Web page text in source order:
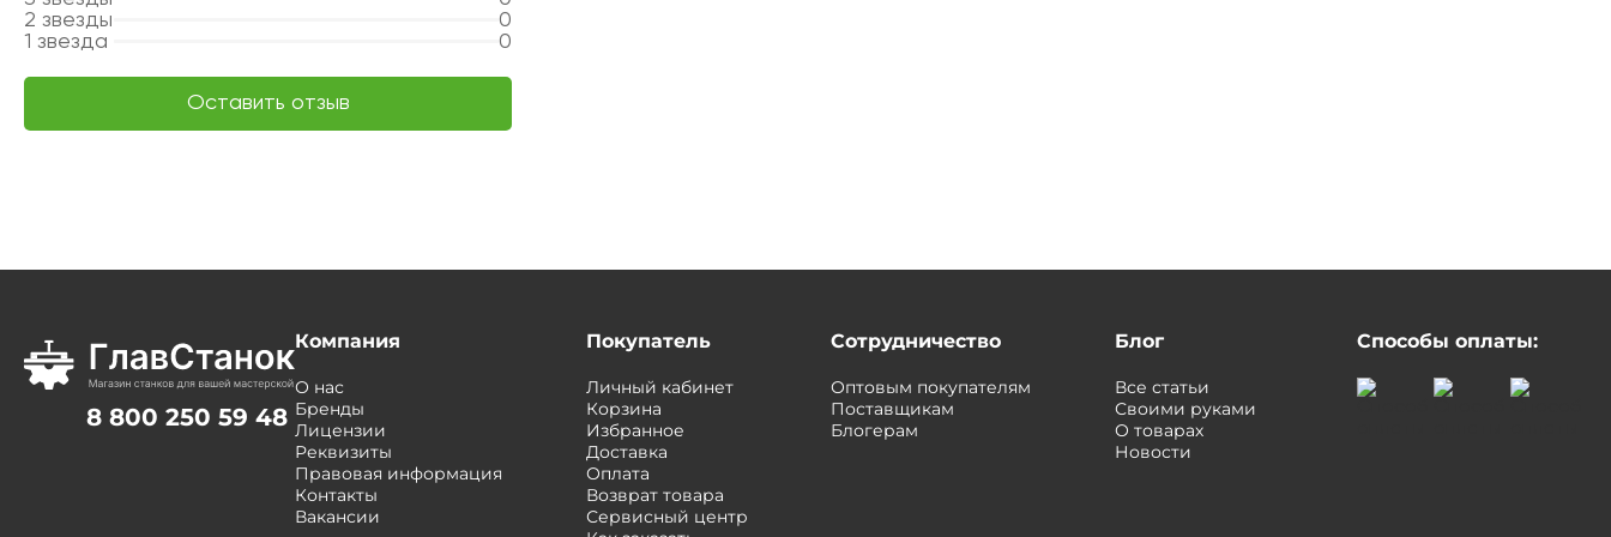
2 звезды
0
1 звезда 0
Оставить отзыв
8 800 250 59 48
Компания
О нас
Бренды
Лицензии
Реквизиты
Правовая информация
Контакты
Вакансии
Покупатель
Личный кабинет
Корзина
Избранное
Доставка
Оплата
Возврат товара
Сервисный центр
Сотрудничество
Оптовым покупателям
Поставщикам
Блогерам
Блог
Все статьи
Своими руками
О товарах
Новости
Способы оплаты: